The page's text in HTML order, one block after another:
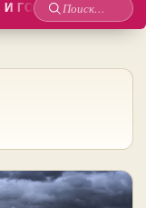
И ГОРОСКОПЫ
Поиск
сайту